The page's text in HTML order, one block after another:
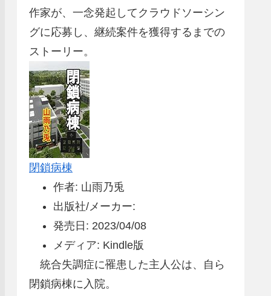
作家が、一念発起してクラウドソーシン
グに応募し、継続案件を獲得するまでの
ストーリー。
閉鎖病棟
作者: 山雨乃兎
出版社/メーカー:
発売日: 2023/04/08
メディア: Kindle版
統合失調症に罹患した主人公は、自ら
閉鎖病棟に入院。